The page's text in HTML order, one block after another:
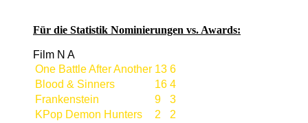
Für die Statistik Nominierungen vs. Awards:
Film N A
One Battle After Another 13 6
Blood & Sinners
16 4
Frankenstein
9
3
KPop Demon Hunters
2
2